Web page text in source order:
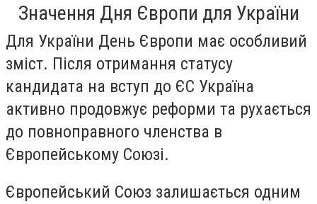
Значення Дня Європи для України
Для України День Європи має особливий
зміст. Після отримання статусу
кандидата на вступ до ЄС Україна
активно продовжує реформи та рухається
до повноправного членства в
Європейському Союзі.
Європейський Союз залишається одним